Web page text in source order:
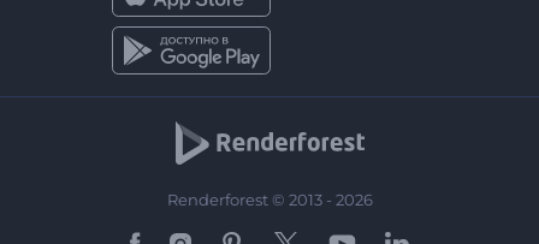
Renderforest © 2013 - 2026